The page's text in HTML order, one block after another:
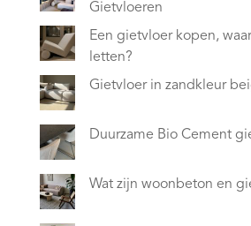
Gietvloeren
Een gietvloer kopen,
letten?
Gietvloer in zandkleur
Duurzame Bio Cement
Wat zijn woonbeton en